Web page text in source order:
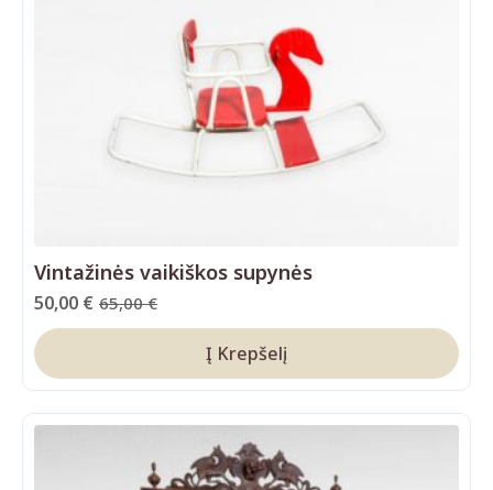
Vintažinės vaikiškos supynės
65,00€
Original
price
was:
65,00 €.
50,00 €
Current
price
is:
50,00 €.
Į Krepšelį